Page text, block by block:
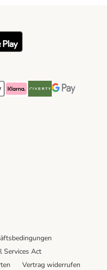
Method
Payment Method
Klarna Payment Method
Riverty Payment Method
Google Pay
Method
Services Act
Vertrag widerrufen